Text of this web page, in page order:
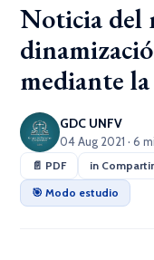
Noticia del
mediante la
GDC UNFV
04 Aug 2021 · 6
📄 PDF in Compartir
🎯 Modo estudio